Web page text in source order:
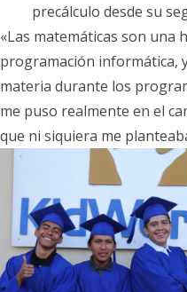
precálculo desde su
«Las matemáticas son una
programación informática,
materia durante los
me puso realmente en el
que ni siquiera me